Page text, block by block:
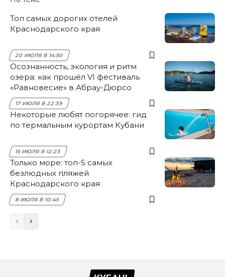
Топ самых дорогих отелей
Краснодарского края
20 ИЮЛЯ В 14:50
Осознанность, экология и ритм
озера: как прошёл VI фестиваль
«Равновесие» в Абрау-Дюрсо
17 ИЮЛЯ В 22:39
Некоторые любят погорячее: гид
по термальным курортам Кубани
15 ИЮЛЯ В 12:23
Только море: топ-5 самых
безлюдных пляжей
Краснодарского края
8 ИЮЛЯ В 10:45